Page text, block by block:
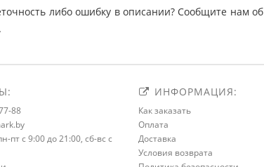
либо ошибку в описании? Сообщите нам
88
пт с 9:00 до 21:00, сб-вс с
ИНФОРМАЦИЯ:
Как заказать
Оплата
Доставка
Условия возврата